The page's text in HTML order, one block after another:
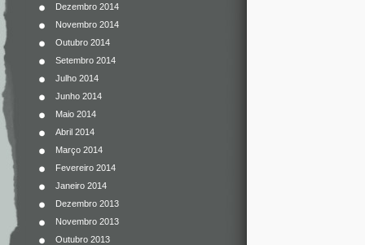
Dezembro 2014
Novembro 2014
Outubro 2014
Setembro 2014
Julho 2014
Junho 2014
Maio 2014
Abril 2014
Março 2014
Fevereiro 2014
Janeiro 2014
Dezembro 2013
Novembro 2013
Outubro 2013